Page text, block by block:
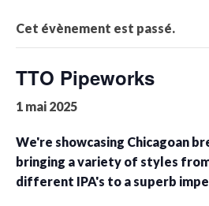
Cet évènement est passé.
TTO Pipeworks
1 mai 2025
We're showcasing Chicagoan
bringing a variety of styles
different IPA's to a superb